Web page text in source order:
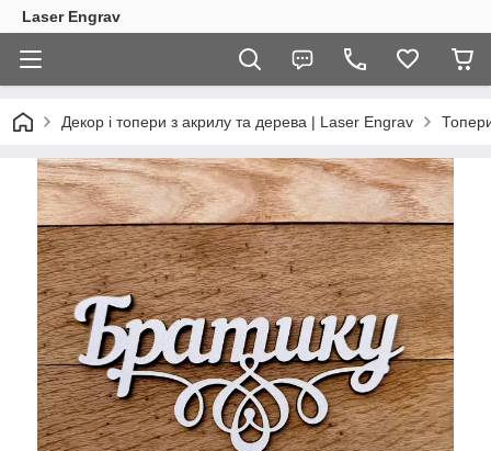
Laser Engrav
Декор і топери з акрилу та дерева | Laser Engrav